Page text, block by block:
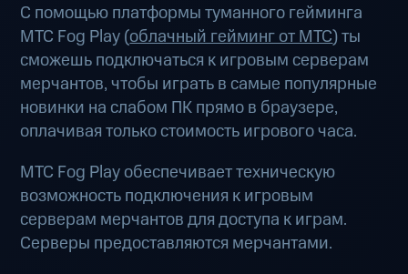
С помощью платформы туманного гейминга
МТС Fog Play (облачный гейминг от МТС) ты
сможешь подключаться к игровым серверам
мерчантов, чтобы играть в самые популярные
новинки на слабом ПК прямо в браузере,
оплачивая только стоимость игрового часа.
МТС Fog Play обеспечивает техническую
возможность подключения к игровым
серверам мерчантов для доступа к играм.
Серверы предоставляются мерчантами.